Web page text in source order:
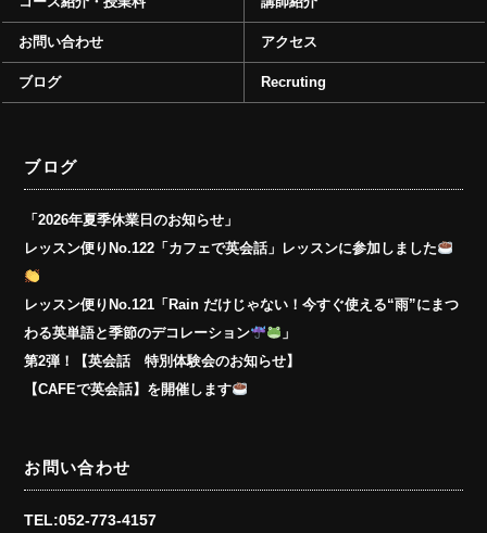
お問い合わせ アクセス
ブログ Recruting
ブログ
「2026年夏季休業日のお知らせ」
レッスン便りNo.122「カフェで英会話」レッスンに参加しました
レッスン便りNo.121「Rain だけじゃない！今すぐ使える“雨”にまつ
わる英単語と季節のデコレーション
」
第2弾！【英会話 特別体験会のお知らせ】
【CAFEで英会話】を開催します
お問い合わせ
TEL:052-773-4157